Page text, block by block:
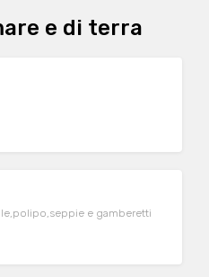
e di terra
e gamberetti